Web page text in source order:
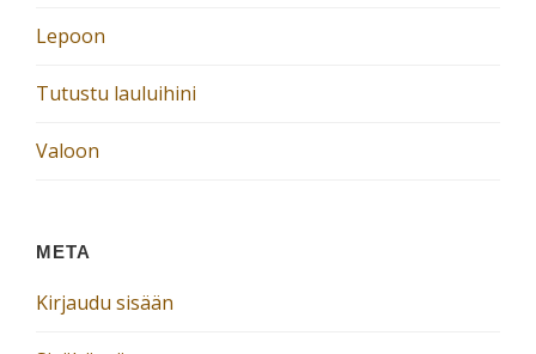
Lepoon
Tutustu lauluihini
Valoon
META
Kirjaudu sisään